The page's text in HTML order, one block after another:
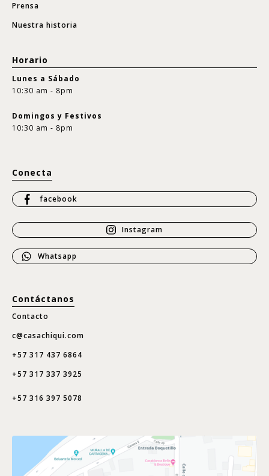
Prensa
Nuestra historia
Horario
Lunes a Sábado
10:30 am - 8pm
Domingos y Festivos
10:30 am - 8pm
Conecta
facebook
Instagram
Whatsapp
Contáctanos
Contacto
c@casachiqui.com
+57 317 437 6864
+57 317 337 3925
+57 316 397 5078